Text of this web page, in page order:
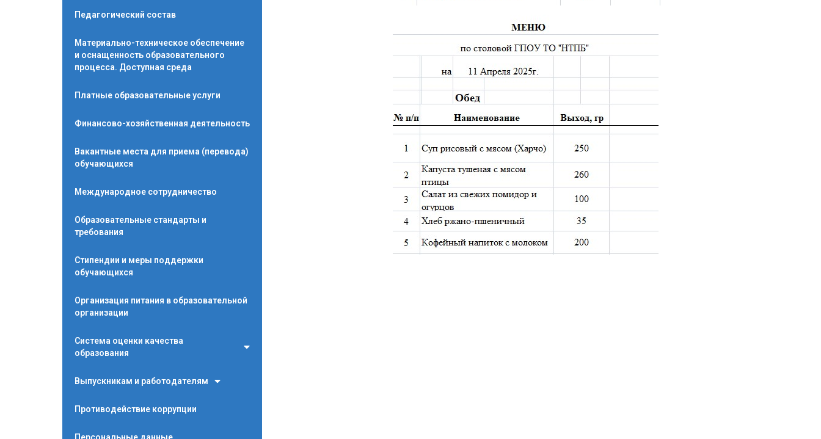
Педагогический состав
Материально-техническое обеспечение
и оснащенность образовательного
процесса. Доступная среда
Платные образовательные услуги
Финансово-хозяйственная деятельность
Вакантные места для приема (перевода)
обучающихся
Международное сотрудничество
Образовательные стандарты и
требования
Стипендии и меры поддержки
обучающихся
Организация питания в образовательной
организации
Система оценки качества
образования
Выпускникам и работодателям
Противодействие коррупции